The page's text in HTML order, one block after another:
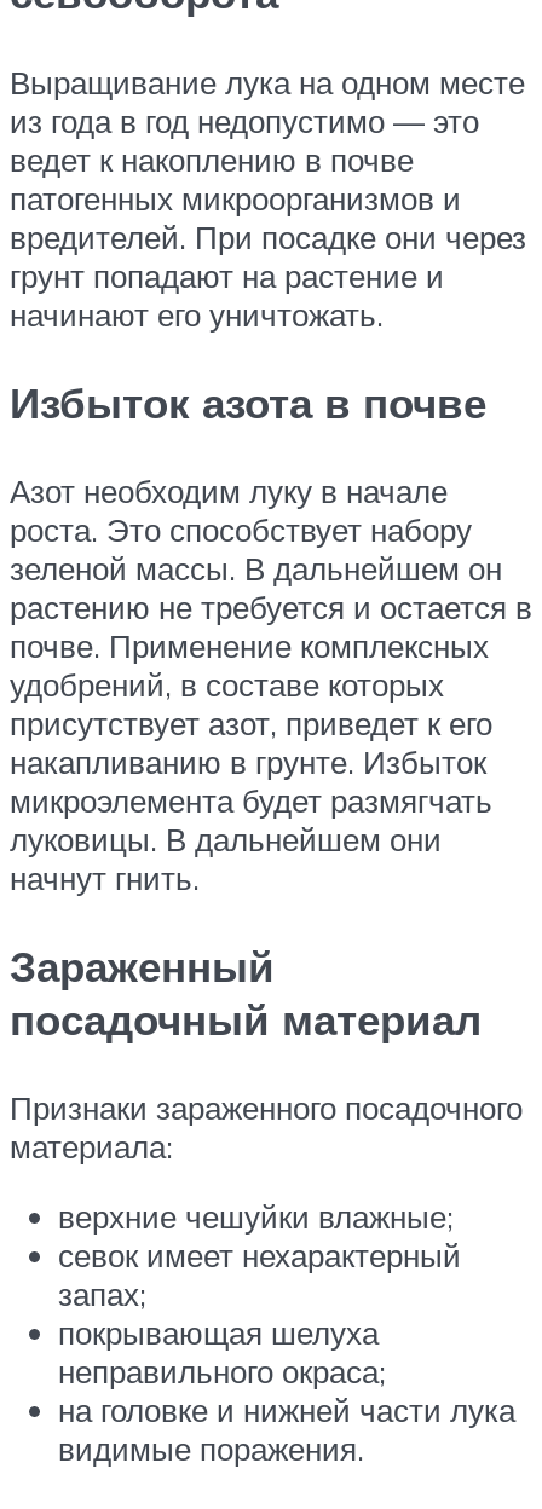
Выращивание лука на одном месте
из года в год недопустимо — это
ведет к накоплению в почве
патогенных микроорганизмов и
вредителей. При посадке они через
грунт попадают на растение и
начинают его уничтожать.
Избыток азота в почве
Азот необходим луку в начале
роста. Это способствует набору
зеленой массы. В дальнейшем он
растению не требуется и остается в
почве. Применение комплексных
удобрений, в составе которых
присутствует азот, приведет к его
накапливанию в грунте. Избыток
микроэлемента будет размягчать
луковицы. В дальнейшем они
начнут гнить.
Зараженный
посадочный материал
Признаки зараженного посадочного
материала:
верхние чешуйки влажные;
севок имеет нехарактерный
запах;
покрывающая шелуха
неправильного окраса;
на головке и нижней части лука
видимые поражения.